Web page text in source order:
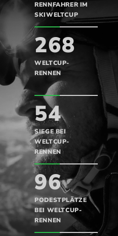
RENNFAHRER IM
SKIWELTCUP
268
WELTCUP-
RENNEN
54
SIEGE BEI
WELTCUP-
RENNEN
96
PODESTPLÄTZE
BEI WELTCUP-
RENNEN